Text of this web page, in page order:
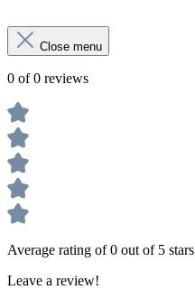
Close menu
0 of 0 reviews
Average rating of 0 out of 5 stars
Leave a review!